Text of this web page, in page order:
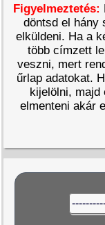
Figyelmeztetés:
döntsd el hány
elküldeni. Ha a
több címzett
veszni, mert
űrlap adatokat.
kijelölni,
elmenteni akár